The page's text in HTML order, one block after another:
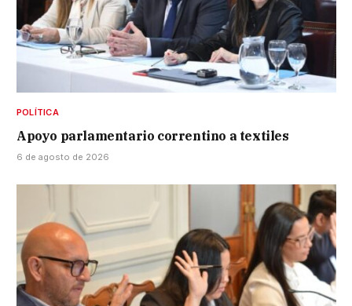
POLÍTICA
Apoyo parlamentario correntino a textiles
6 de agosto de 2026